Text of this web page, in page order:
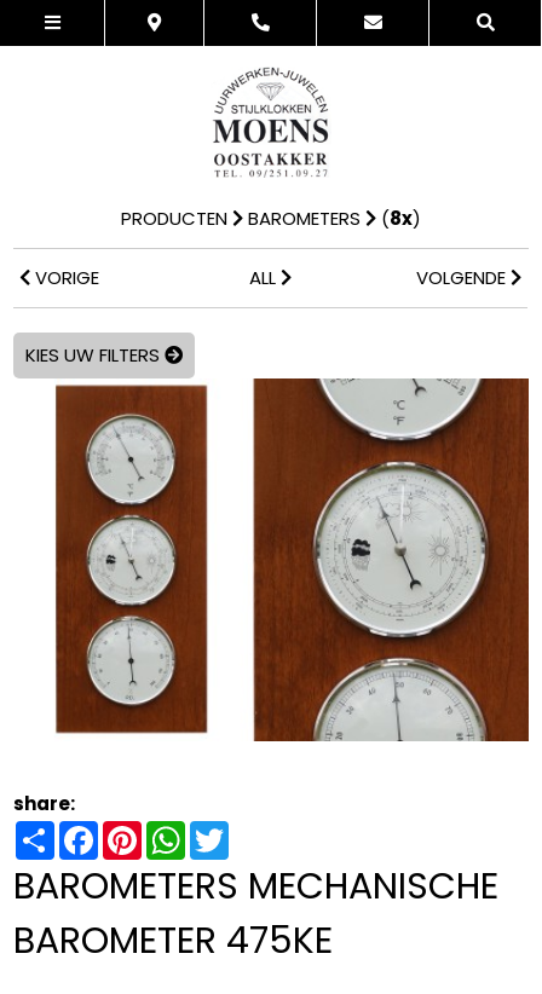
PRODUCTEN BAROMETERS (8x)
VORIGE ALL VOLGENDE
KIES UW FILTERS
share:
ShareFacebookPinterestWhatsApp
BAROMETERS MECHANISCHE
BAROMETER 475KE